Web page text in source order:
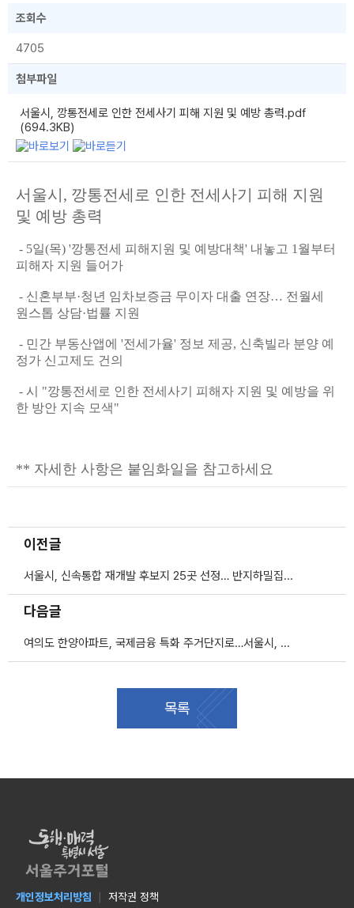
조회수
4705
첨부파일
서울시, 깡통전세로 인한 전세사기 피해 지원 및 예방 총력.pdf
(694.3KB)
서울시, 깡통전세로 인한 전세사기 피해 지원
및 예방 총력
- 5일(목) '깡통전세 피해지원 및 예방대책' 내놓고 1월부터
피해자 지원 들어가
- 신혼부부·청년 임차보증금 무이자 대출 연장… 전월세
원스톱 상담·법률 지원
- 민간 부동산앱에 '전세가율' 정보 제공, 신축빌라 분양 예
정가 신고제도 건의
- 시 "깡통전세로 인한 전세사기 피해자 지원 및 예방을 위
한 방안 지속 모색"
** 자세한 사항은 붙임화일을 참고하세요
이전글
서울시, 신속통합 재개발 후보지 25곳 선정… 반지하밀집지역 등 포함
다음글
여의도 한양아파트, 국제금융 특화 주거단지로…서울시, 신속통합기획안 확정
목록
개인정보처리방침 저작권 정책